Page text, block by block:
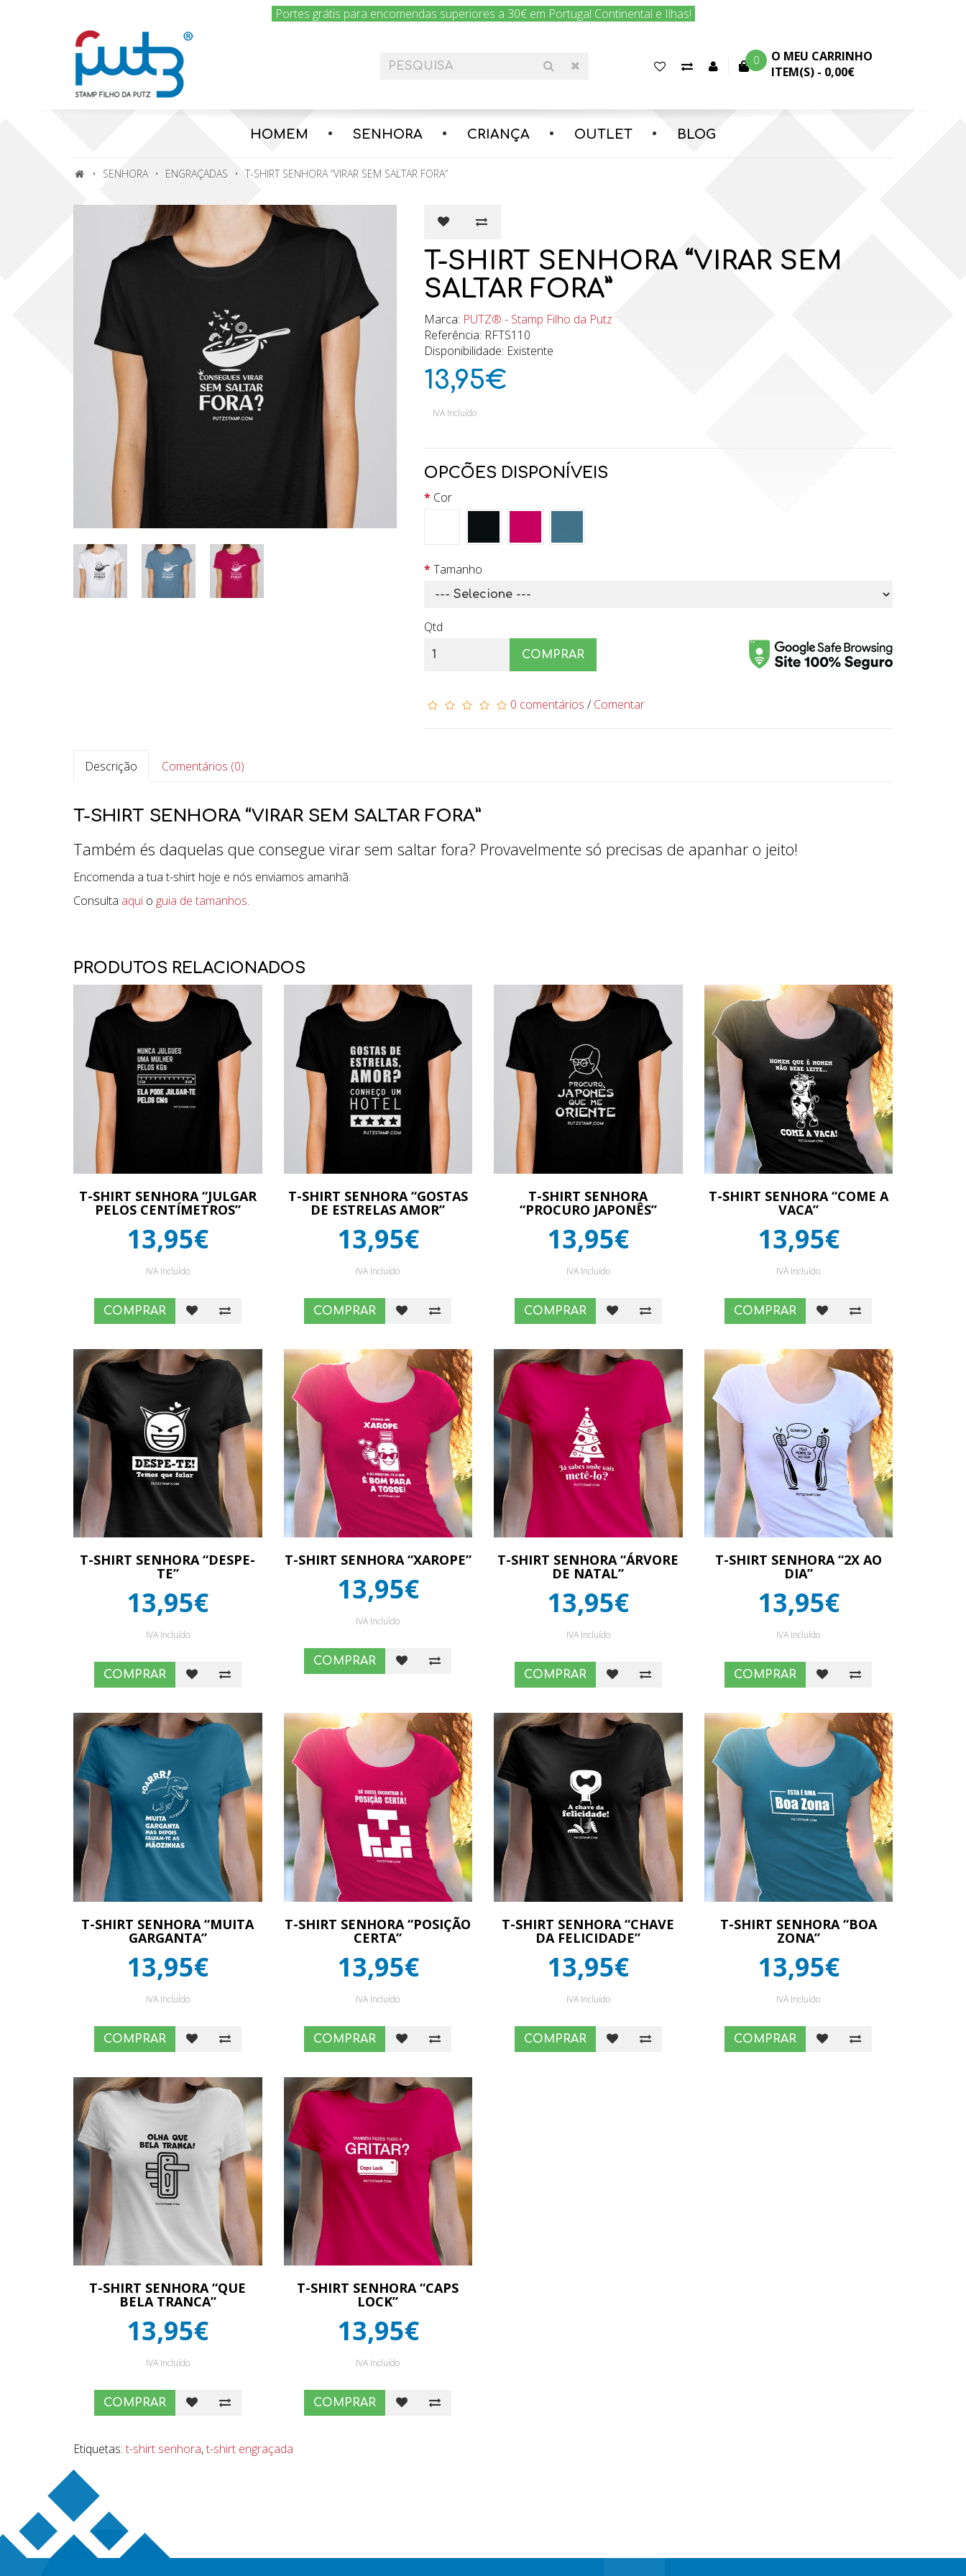
Portes grátis para encomendas superiores a 30€ em Portugal Continental e Ilhas!
FavoritosComparar
Conta 0
O MEU CARRINHO
ITEM(S) - 0,00€
HOMEM SENHORA CRIANÇA OUTLET BLOG
SENHORA ENGRAÇADAS T-SHIRT SENHORA “VIRAR SEM SALTAR FORA”
T-SHIRT SENHORA “VIRAR SEM
SALTAR FORA”
Marca: PUTZ® - Stamp Filho da Putz
Referência: RFTS110
Disponibilidade: Existente
13,95€
IVA Incluído
OPCÕES DISPONÍVEIS
Cor
Tamanho
Qtd
COMPRAR
0 comentários /Comentar
Descrição Comentários (0)
T-SHIRT SENHORA “VIRAR SEM SALTAR FORA”
Também és daquelas que consegue virar sem saltar fora? Provavelmente só precisas de apanhar o jeito!
Encomenda a tua t-shirt hoje e nós enviamos amanhã.
Consulta aqui o guia de tamanhos.
PRODUTOS RELACIONADOS
T-SHIRT SENHORA “JULGAR
PELOS CENTÍMETROS”
13,95€
IVA Incluído
COMPRAR
T-SHIRT SENHORA “GOSTAS
DE ESTRELAS AMOR”
13,95€
IVA Incluído
COMPRAR
T-SHIRT SENHORA
“PROCURO JAPONÊS”
13,95€
IVA Incluído
COMPRAR
T-SHIRT SENHORA “COME A
VACA”
13,95€
IVA Incluído
COMPRAR
T-SHIRT SENHORA “DESPE-
TE”
13,95€
IVA Incluído
COMPRAR
T-SHIRT SENHORA “XAROPE”
13,95€
IVA Incluído
COMPRAR
T-SHIRT SENHORA “ÁRVORE
DE NATAL”
13,95€
IVA Incluído
COMPRAR
T-SHIRT SENHORA “2X AO
DIA”
13,95€
IVA Incluído
COMPRAR
T-SHIRT SENHORA “MUITA
GARGANTA”
13,95€
IVA Incluído
COMPRAR
T-SHIRT SENHORA “POSIÇÃO
CERTA”
13,95€
IVA Incluído
COMPRAR
T-SHIRT SENHORA “CHAVE
DA FELICIDADE”
13,95€
IVA Incluído
COMPRAR
T-SHIRT SENHORA “BOA
ZONA”
13,95€
IVA Incluído
COMPRAR
T-SHIRT SENHORA “QUE
BELA TRANCA”
13,95€
IVA Incluído
COMPRAR
T-SHIRT SENHORA “CAPS
LOCK”
13,95€
IVA Incluído
COMPRAR
Etiquetas: t-shirt senhora,t-shirt engraçada